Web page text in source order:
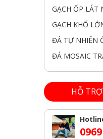
GẠCH ỐP LÁT
GẠCH KHỔ
ĐÁ TỰ NHIÊN
ĐÁ MOSAIC
HỖ